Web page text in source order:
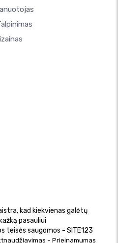
kad kiekvienas galėtų
pasauliui
teisės saugomos - SITE123
- Prieinamumas